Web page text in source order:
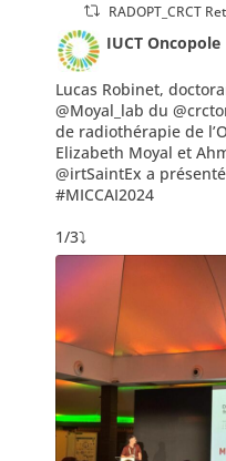
RADOPT_CRCT
;
IUCT Oncopole
Lucas Robinet,
@Moyal_lab du
de radiothérapie de
Elizabeth Moyal et
@irtSaintEx a
#MICCAI2024
1/3⤵️